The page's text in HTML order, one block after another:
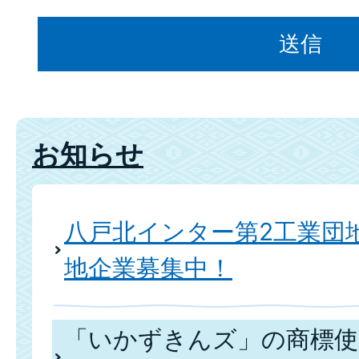
お知らせ
八戸北インター第2工業団
地企業募集中！
「いかずきんズ」の商標